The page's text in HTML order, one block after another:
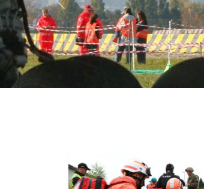
Previous